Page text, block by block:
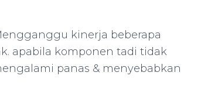
kinerja beberapa
apabila komponen tadi tidak
panas & menyebabkan